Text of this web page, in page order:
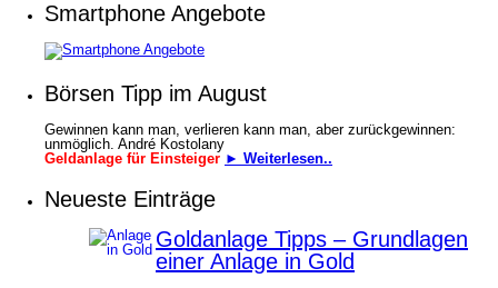
Smartphone Angebote
Börsen Tipp im August
Gewinnen kann man, verlieren kann man, aber zurückgewinnen:
unmöglich. André Kostolany
Geldanlage für Einsteiger ► Weiterlesen..
Neueste Einträge
Goldanlage Tipps – Grundlagen
einer Anlage in Gold